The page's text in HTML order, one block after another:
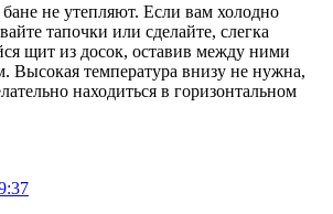
не утепляют. Если вам холодно
тапочки или сделайте, слегка
щит из досок, оставив между ними
Высокая температура внизу не нужна,
находиться в горизонтальном